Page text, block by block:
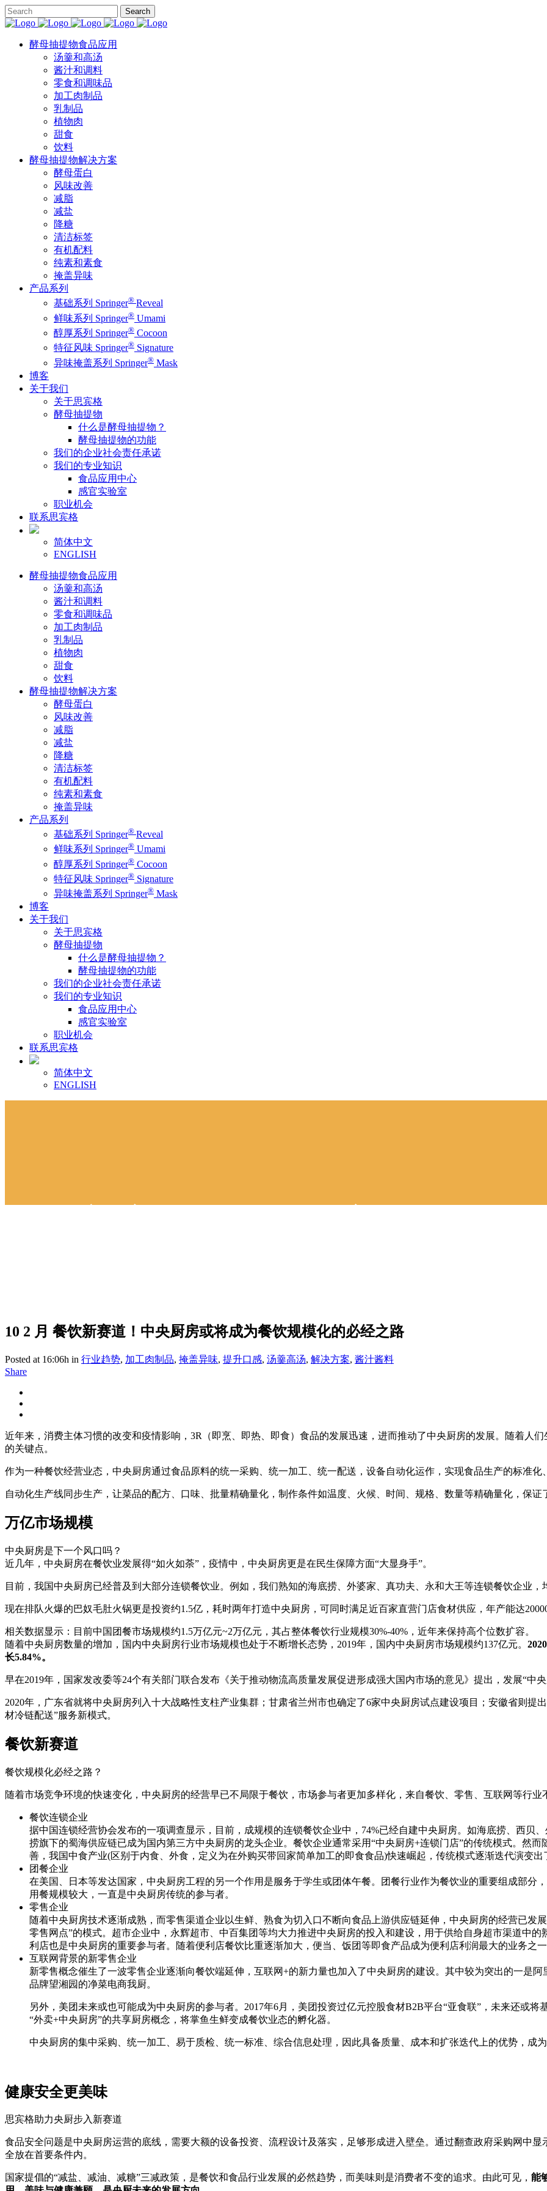
酵母抽提物食品应用
汤羹和高汤
酱汁和调料
零食和调味品
加工肉制品
乳制品
植物肉
甜食
饮料
酵母抽提物解决方案
酵母蛋白
风味改善
减脂
减盐
降糖
清洁标签
有机配料
纯素和素食
掩盖异味
产品系列
基础系列 Springer® Reveal
鲜味系列 Springer® Umami
醇厚系列 Springer® Cocoon
特征风味 Springer® Signature
异味掩盖系列 Springer® Mask
博客
关于我们
关于思宾格
酵母抽提物
什么是酵母抽提物？
酵母抽提物的功能
我们的企业社会责任承诺
我们的专业知识
食品应用中心
感官实验室
职业机会
联系思宾格
简体中文
ENGLISH
酵母抽提物食品应用
汤羹和高汤
酱汁和调料
零食和调味品
加工肉制品
乳制品
植物肉
甜食
饮料
酵母抽提物解决方案
酵母蛋白
风味改善
减脂
减盐
降糖
清洁标签
有机配料
纯素和素食
掩盖异味
产品系列
基础系列 Springer® Reveal
鲜味系列 Springer® Umami
醇厚系列 Springer® Cocoon
特征风味 Springer® Signature
异味掩盖系列 Springer® Mask
博客
关于我们
关于思宾格
酵母抽提物
什么是酵母抽提物？
酵母抽提物的功能
我们的企业社会责任承诺
我们的专业知识
食品应用中心
感官实验室
职业机会
联系思宾格
简体中文
ENGLISH
10 2 月 餐饮新赛道！中央厨房或将成为餐饮规模化的必经之路
Posted at 16:06h in 行业趋势, 加工肉制品, 掩盖异味, 提升⼝感, 汤羹⾼汤, 解决⽅案, 酱汁酱料
Share
近年来，消费主体习惯的改变和疫情影响，3R（即烹、即热、即食）食品的发展迅速，进而推动了中央厨房的发展。随着人
的关键点。
作为一种餐饮经营业态，中央厨房通过食品原料的统一采购、统一加工、统一配送，设备自动化运作，实现食品生产的标准化
自动化生产线同步生产，让菜品的配方、口味、批量精确量化，制作条件如温度、火候、时间、规格、数量等精确量化，保证
万亿市场规模
中央厨房是下一个风口吗？
近几年，中央厨房在餐饮业发展得“如火如荼”，疫情中，中央厨房更是在民生保障方面“大显身手”。
目前，我国中央厨房已经普及到大部分连锁餐饮业。例如，我们熟知的海底捞、外婆家、真功夫、永和大王等连锁餐饮企业，
现在排队火爆的巴奴毛肚火锅更是投资约1.5亿，耗时两年打造中央厨房，可同时满足近百家直营门店食材供应，年产能达20000
相关数据显示：目前中国团餐市场规模约1.5万亿元~2万亿元，其占整体餐饮行业规模30%-40%，近年来保持高个位数扩容。
随着中央厨房数量的增加，国内中央厨房行业市场规模也处于不断增长态势，2019年，国内中央厨房市场规模约137亿元。
长5.84%。
早在2019年，国家发改委等24个有关部门联合发布《关于推动物流高质量发展促进形成强大国内市场的意见》提出，发展“中
2020年，广东省就将中央厨房列入十大战略性支柱产业集群；甘肃省兰州市也确定了6家中央厨房试点建设项目；安徽省则提
材冷链配送”服务新模式。
餐饮新赛道
餐饮规模化必经之路？
随着市场竞争环境的快速变化，中央厨房的经营早已不局限于餐饮，市场参与者更加多样化，来自餐饮、零售、互联网等行业
餐饮连锁企业
据中国连锁经营协会发布的一项调查显示，目前，成规模的连锁餐饮企业中，74%已经自建中央厨房。如海底捞、西贝
捞旗下的蜀海供应链已成为国内第三方中央厨房的龙头企业。餐饮企业通常采用“中央厨房+连锁门店”的传统模式。然
善，我国中食产业(区别于内食、外食，定义为在外购买带回家简单加工的即食食品)快速崛起，传统模式逐渐迭代演变出
团餐企业
在美国、日本等发达国家，中央厨房工程的另一个作用是服务于学生或团体午餐。团餐行业作为餐饮业的重要组成部分
用餐规模较大，一直是中央厨房传统的参与者。
零售企业
随着中央厨房技术逐渐成熟，而零售渠道企业以生鲜、熟食为切入口不断向食品上游供应链延伸，中央厨房的经营已发
零售网点”的模式。超市企业中，永辉超市、中百集团等均大力推进中央厨房的投入和建设，用于供给自身超市渠道中
利店也是中央厨房的重要参与者。随着便利店餐饮比重逐渐加大，便当、饭团等即食产品成为便利店利润最大的业务之
互联网背景的新零售企业
新零售概念催生了一波零售企业逐渐向餐饮端延伸，互联网+的新力量也加入了中央厨房的建设。其中较为突出的一是
品牌望湘园的净菜电商我厨。
另外，美团未来或也可能成为中央厨房的参与者。2017年6月，美团投资过亿元控股食材B2B平台“亚食联”，未来还或
“外卖+中央厨房”的共享厨房概念，将掌鱼生鲜变成餐饮业态的孵化器。
中央厨房的集中采购、统一加工、易于质检、统一标准、综合信息处理，因此具备质量、成本和扩张迭代上的优势，成
健康安全更美味
思宾格助力央厨步入新赛道
食品安全问题是中央厨房运营的底线，需要大额的设备投资、流程设计及落实，足够形成进入壁垒。通过翻查政府采购网中
全放在首要条件内。
国家提倡的“减盐、减油、减糖”三减政策，是餐饮和食品行业发展的必然趋势，而美味则是消费者不变的追求。由此可见， 能